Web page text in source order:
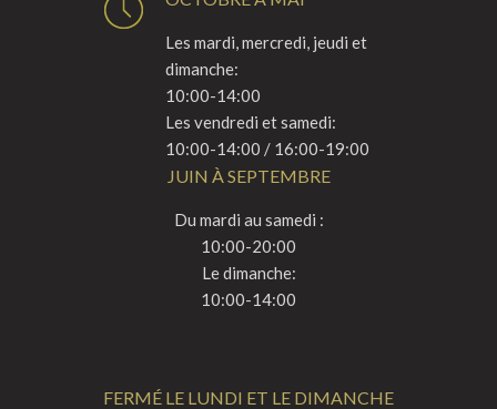
Les mardi, mercredi, jeudi et
dimanche:
10:00-14:00
Les vendredi et samedi:
10:00-14:00 / 16:00-19:00
JUIN À SEPTEMBRE
Du mardi au samedi :
10:00-20:00
Le dimanche:
10:00-14:00
FERMÉ LE LUNDI ET LE DIMANCHE